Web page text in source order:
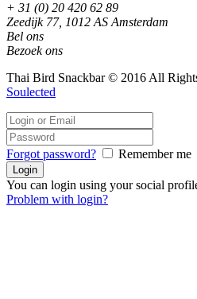
+ 31 (0) 20 420 62 89
Zeedijk 77, 1012 AS Amsterdam
Bel ons
Bezoek ons
Thai Bird Snackbar © 2016 All
Soulected
Forgot password? Remember me
You can login using your social
Problem with login?